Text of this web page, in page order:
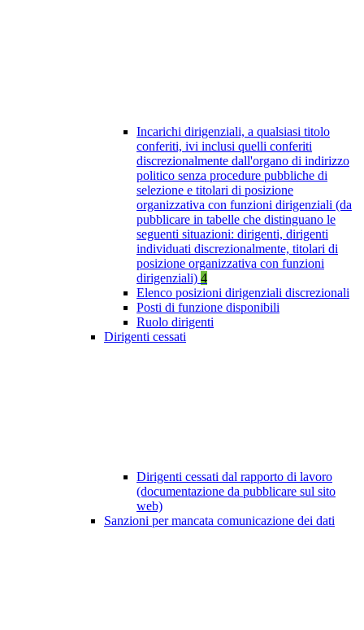
Incarichi dirigenziali, a qualsiasi titolo
conferiti, ivi inclusi quelli conferiti
discrezionalmente dall'organo di indirizzo
politico senza procedure pubbliche di
selezione e titolari di posizione
organizzativa con funzioni dirigenziali (da
pubblicare in tabelle che distinguano le
seguenti situazioni: dirigenti, dirigenti
individuati discrezionalmente, titolari di
posizione organizzativa con funzioni
dirigenziali) 4
Elenco posizioni dirigenziali discrezionali
Posti di funzione disponibili
Ruolo dirigenti
Dirigenti cessati
Dirigenti cessati dal rapporto di lavoro
(documentazione da pubblicare sul sito
web)
Sanzioni per mancata comunicazione dei dati